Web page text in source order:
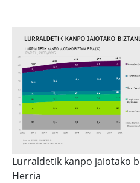
Lurraldetik kanpo jaiotako
Herria